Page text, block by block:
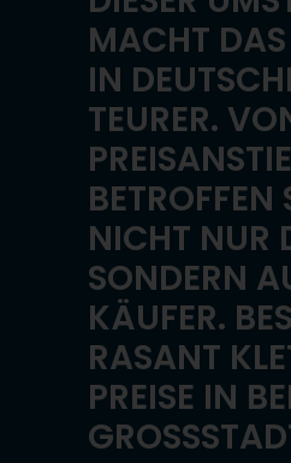
MACHT
IN
TEURER.
BETROFFEN
NICHT NUR
SONDERN
KÄUFER.
RASANT
PREISE IN